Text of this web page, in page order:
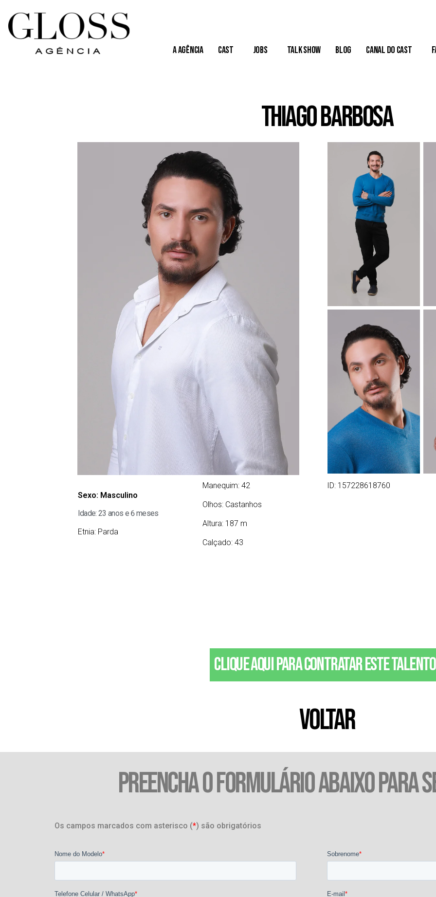
A Agência Cast Jobs Talk Show Blog Canal do Cast
Thiago Barbosa
Sexo: Masculino
Idade: 23 anos e 6 meses
Etnia: Parda
Manequim: 42
Olhos: Castanhos
Altura: 187 m
Calçado: 43
ID: 157228618760
Clique aqui para contratar este talento
VOLTAR
PREENCHA O FORMULÁRIO ABAIXO PARA
Os campos marcados com asterisco (*) são obrigatórios